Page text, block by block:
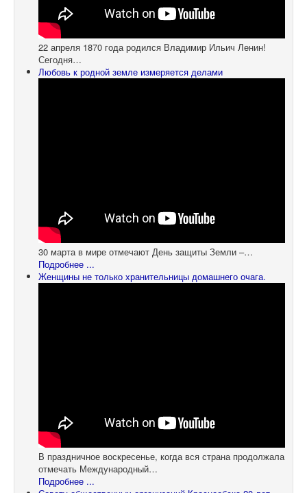
22 апреля 1870 года родился Владимир Ильич Ленин!
Сегодня…
Любовь к родной земле измеряется делами
30 марта в мире отмечают День защиты Земли –…
Подробнее ...
Женщины не только хранительницы домашнего очага.
В праздничное воскресенье, когда вся страна продолжала
отмечать Международный…
Подробнее ...